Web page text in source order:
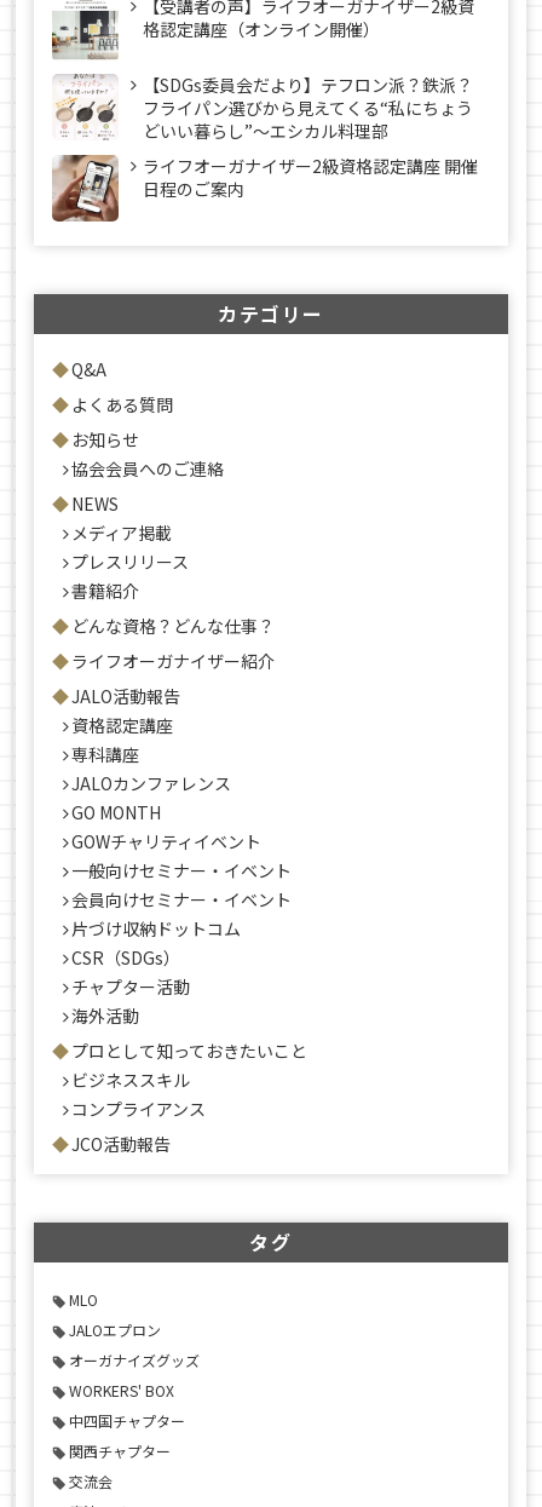
【受講者の声】ライフオーガナイザー2級資
格認定講座（オンライン開催）
【SDGs委員会だより】テフロン派？鉄派？
フライパン選びから見えてくる“私にちょう
どいい暮らし”～エシカル料理部
ライフオーガナイザー2級資格認定講座 開催
日程のご案内
カテゴリー
Q&A
よくある質問
お知らせ
協会会員へのご連絡
NEWS
メディア掲載
プレスリリース
書籍紹介
どんな資格？どんな仕事？
ライフオーガナイザー紹介
JALO活動報告
資格認定講座
専科講座
JALOカンファレンス
GO MONTH
GOWチャリティイベント
一般向けセミナー・イベント
会員向けセミナー・イベント
片づけ収納ドットコム
CSR（SDGs）
チャプター活動
海外活動
プロとして知っておきたいこと
ビジネススキル
コンプライアンス
JCO活動報告
タグ
MLO
JALOエプロン
オーガナイズグッズ
WORKERS' BOX
中四国チャプター
関西チャプター
交流会